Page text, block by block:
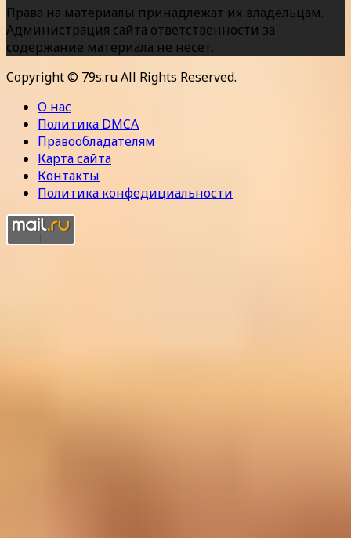
Права на материалы принадлежат их владельцам.
Администрация сайта ответственности за
содержание материала не несет.
Copyright © 79s.ru All Rights Reserved.
О нас
Политика DMCA
Правообладателям
Карта сайта
Контакты
Политика конфедициальности